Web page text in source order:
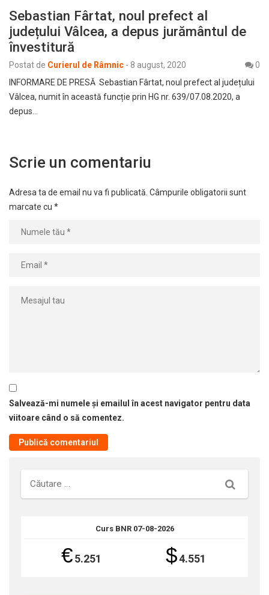
Sebastian Fârtat, noul prefect al
județului Vâlcea, a depus jurământul de
învestitură
Postat de Curierul de Râmnic - 8 august, 2020
0
INFORMARE DE PRESĂ Sebastian Fârtat, noul prefect al județului
Vâlcea, numit în această funcție prin HG nr. 639/07.08.2020, a
depus…
Scrie un comentariu
Adresa ta de email nu va fi publicată. Câmpurile obligatorii sunt
marcate cu *
Salvează-mi numele și emailul în acest navigator pentru data
viitoare când o să comentez.
Căutare
Curs BNR 07-08-2026
€5.251 $4.551